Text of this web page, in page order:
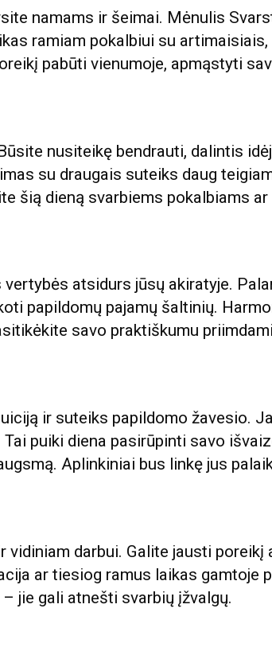
namams ir šeimai. Mėnulis
ramiam pokalbiui su
pabūti vienumoje, apmąstyti
nusiteikę bendrauti, dalintis
su draugais suteiks daug
šią dieną svarbiems pokalbiams ar
atsidurs jūsų akiratyje.
papildomų pajamų šaltinių.
savo praktiškumu
ir suteiks papildomo žavesio.
puiki diena pasirūpinti savo
Aplinkiniai bus linkę jus
vidiniam darbui. Galite jausti
ar tiesiog ramus laikas gamtoje
jie gali atnešti svarbių įžvalgų.